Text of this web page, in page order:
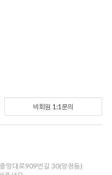
비회원 1:1문의
앙대로909번길 30(양정동)